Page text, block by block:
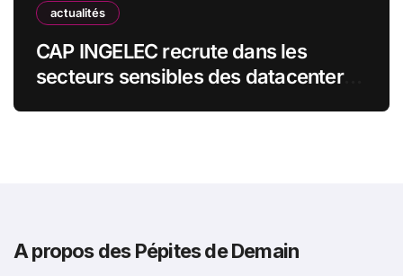
actualités
CAP INGELEC recrute dans les
secteurs sensibles des datacenters,
A propos des Pépites de Demain